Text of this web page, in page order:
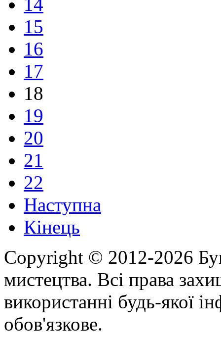
15
16
17
18
19
20
21
22
Наступна
Кінець
Copyright © 2012-2026
мистецтва. Всі права
використанні будь-якої
обов'язкове.